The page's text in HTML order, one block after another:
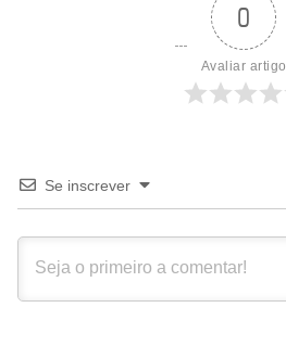
0
Avaliar artigo
Se inscrever